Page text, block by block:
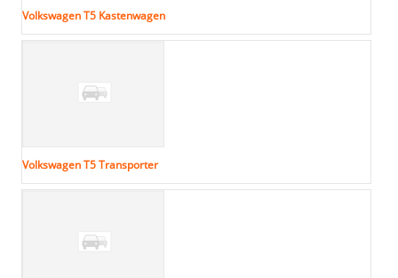
Volkswagen T5 Kastenwagen
Volkswagen T5 Transporter